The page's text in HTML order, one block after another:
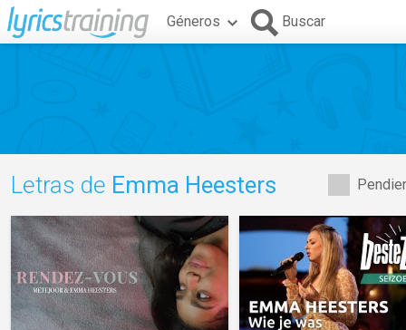
Géneros Buscar
Letras de Emma Heesters